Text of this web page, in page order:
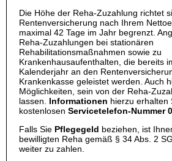
Die Höhe der Reha-Zuzahlung richtet
Rentenversicherung nach Ihrem
maximal 42 Tage im Jahr begrenzt.
Reha-Zuzahlungen bei stationären
Rehabilitationsmaßnahmen sowie zu
Krankenhausaufenthalten, die bereits
Kalenderjahr an den
Krankenkasse geleistet werden. Auch
Möglichkeiten, sein von der Reha-
lassen. Informationen hierzu erhalten
kostenlosen Servicetelefon-Nummer
Falls Sie Pflegegeld beziehen, ist
bewilligten Reha gemäß § 34 Abs. 2
weiter zu zahlen.